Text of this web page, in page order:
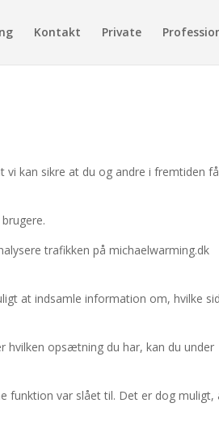
Kontakt Private
kan sikre at du og andre i fremtiden
trafikken på michaelwarming.dk
at indsamle information om, hvilke
hvilken opsætning du har, kan du under
funktion var slået til. Det er dog muligt,